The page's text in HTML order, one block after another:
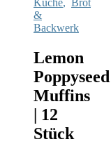
Küche, Brot
&
Backwerk
Lemon
Poppyseed
Muffins
| 12
Stück